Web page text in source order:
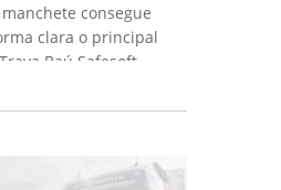
consegue
clara o principal
Baú Safesoft...